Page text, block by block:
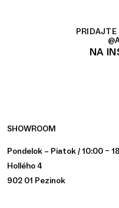
PRIDAJTE
NA
SHOWROOM
Pondelok – Piatok / 10:00 –
Hollého 4
902 01 Pezinok